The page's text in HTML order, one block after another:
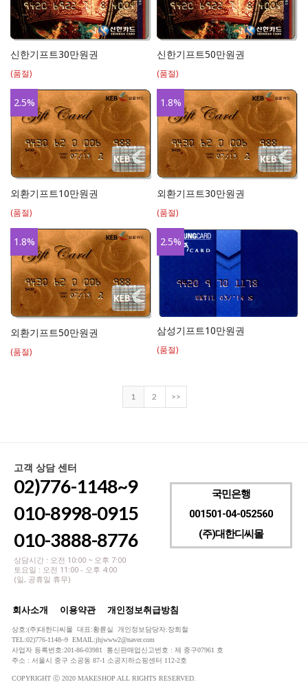
신한기프트30만원권
(품절)
신한기프트50만원권
(품절)
2.5%
외환기프트10만원권
(품절)
1.8%
외환기프트30만원권
(품절)
1.8%
외환기프트50만원권
(품절)
2.5%
삼성기프트10만원권
(품절)
1 2 >>
고객 상담 센터
02)776-1148~9
010-8998-0915
010-3888-8776
상담시간 : 오전 10:00 ~ 오후 7:00
토요일 : 오전 11:00 - 오후 4:00
(일, 공휴일 휴무)
국민은행
001501-04-052560
(주)대한디씨몰
회사소개 이용약관 개인정보취급방침
상호:(주)대한디씨몰 대표:황륜실 개인정보담당자:장희철
TEL:02)776-1148~9 EMAIL:jhjwww2@naver.com
사업자 등록번호:201-86-03981 통신판매업신고번호 : 제 중구07961 호
주소 : 서울시 중구 소공동 87-1 소공지하쇼핑센터 112-2호
COPYRIGHT ⓒ 2020 MAKESHOP ALL RIGHTS RESERVED.